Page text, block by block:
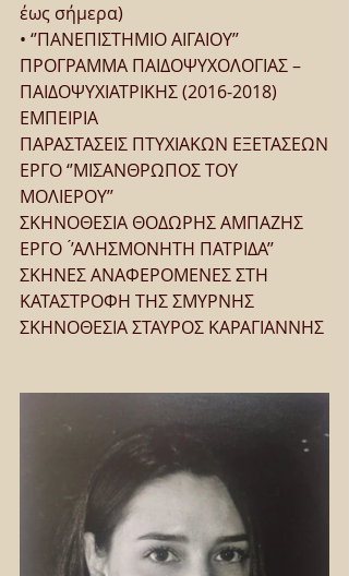
έως σήμερα)
• ‘’ΠΑΝΕΠΙΣΤΗΜΙΟ ΑΙΓΑΙΟΥ’’
ΠΡΟΓΡΑΜΜΑ ΠΑΙΔΟΨΥΧΟΛΟΓΙΑΣ –
ΠΑΙΔΟΨΥΧΙΑΤΡΙΚΗΣ (2016-2018)
ΕΜΠΕΙΡΙΑ
ΠΑΡΑΣΤΑΣΕΙΣ ΠΤΥΧΙΑΚΩΝ ΕΞΕΤΑΣΕΩΝ
ΕΡΓΟ ‘’ΜΙΣΑΝΘΡΩΠΟΣ ΤΟΥ
ΜΟΛΙΕΡΟΥ’’
ΣΚΗΝΟΘΕΣΙΑ ΘΟΔΩΡΗΣ ΑΜΠΑΖΗΣ
ΕΡΓΟ  ́’ΑΛΗΣΜΟΝΗΤΗ ΠΑΤΡΙΔΑ’’
ΣΚΗΝΕΣ ΑΝΑΦΕΡΟΜΕΝΕΣ ΣΤΗ
ΚΑΤΑΣΤΡΟΦΗ ΤΗΣ ΣΜΥΡΝΗΣ
ΣΚΗΝΟΘΕΣΙΑ ΣΤΑΥΡΟΣ ΚΑΡΑΓΙΑΝΝΗΣ